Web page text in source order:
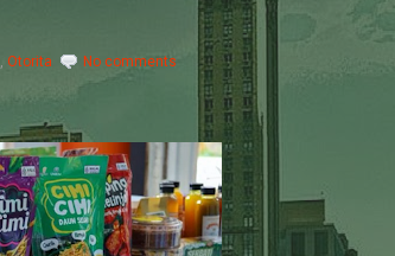
, Otorita No comments